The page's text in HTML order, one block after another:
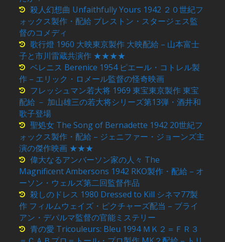
殺人幻想曲 Unfaithfully Yours 1942 ２０世紀フ
ォックス製作・配給 プレストン・スタージェス監
督のコメディ
歌行燈 1960 大映東京製作 大映配給 – 山本富士
子と市川雷蔵共演作 ★★★★
ベレニス Berenice 1954 ピエール・コトレル製
作 – エリック・ロメール監督の怪奇映画
フレッシュマン若大将 1969 東宝東京製作 東宝
配給 － 加山雄三の若大将シリーズ第13弾・酒井和
歌子登場
聖処女 The Song of Bernadette 1942 20世紀フ
ォックス製作・配給 – ジェニファー・ジョーンズ主
演の傑作映画 ★★★
偉大なるアンバーソン家の人々 The
Magnificent Ambersons 1942 RKO製作・配給 – オ
ーソン・ウェルズ第二回監督作品
殺しのドレス 1980 Dressed to Kill シネマ77製
作 フィルムウェイズ・ピクチャーズ配当 – ブライ
アン・デパルマ監督の官能ミステリー
青の愛 Tricouleurs: Bleu 1994 ＭＫ２＝ＦＲ３